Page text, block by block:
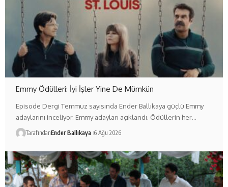
Emmy Ödülleri: İyi İşler Yine De Mümkün
Episode Dergi Temmuz sayısında Ender Ballıkaya güçlü Emmy
adaylarını inceliyor. Emmy adayları açıklandı. Ödüllerin her…
TarafındanEnder Ballıkaya 6 Ağu 2026